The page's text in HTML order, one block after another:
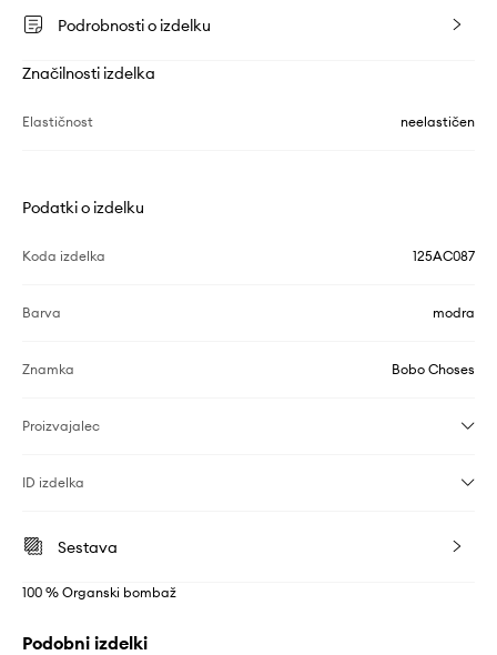
Podrobnosti o izdelku
Značilnosti izdelka
Elastičnost neelastičen
Podatki o izdelku
Koda izdelka 125AC087
Barva modra
Znamka Bobo Choses
Proizvajalec
ID izdelka
Sestava
100 % Organski bombaž
Podobni izdelki